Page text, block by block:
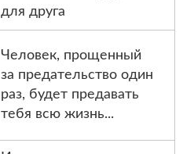
для друга
Человек, прощенный
за предательство один
раз, будет предавать
тебя всю жизнь...